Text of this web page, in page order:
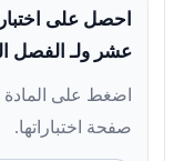
احصل على
عشر ولـ الفصل
اضغط على المادة
صفحة اختباراتها.